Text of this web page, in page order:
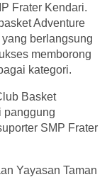
Frater Kendari.
Adventure
berlangsung
memborong
kategori.
Basket
panggung
SMP Frater
Yayasan Taman